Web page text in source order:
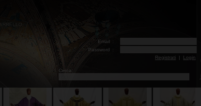
Email :
Password
:
Registrati | Login
Cerca: